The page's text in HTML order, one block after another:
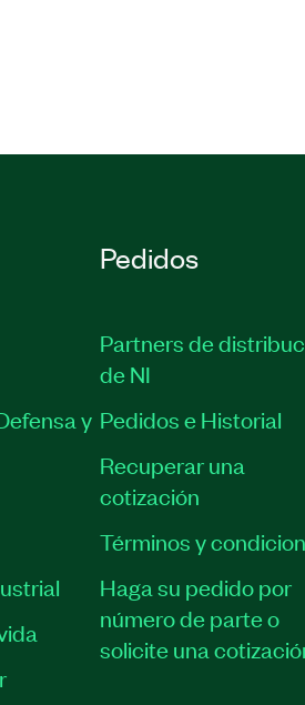
y
Pedidos
Partners de
de NI
Pedidos e Historial
Recuperar una
cotización
Términos y
Haga su pedido por
número de parte o
solicite una